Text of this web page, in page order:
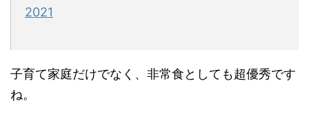
2021
子育て家庭だけでなく、非常食としても超優秀です
ね。